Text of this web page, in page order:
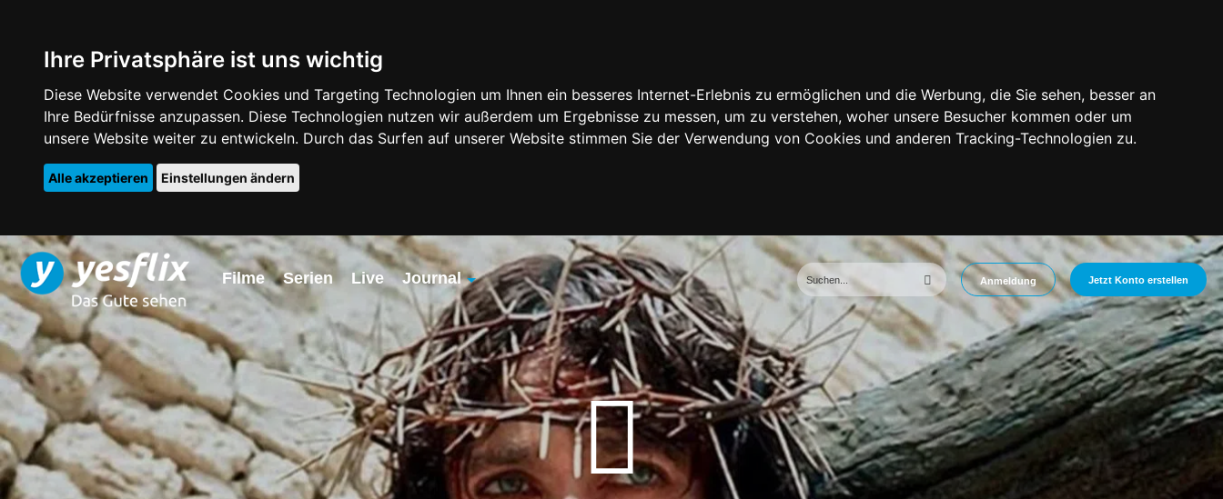
Ihre Privatsphäre ist uns wichtig
Diese Website verwendet Cookies und Targeting Technologien um Ihnen ein besseres Internet-Erlebnis zu ermöglichen und die Werbung, die Sie sehen, besser an
Ihre Bedürfnisse anzupassen. Diese Technologien nutzen wir außerdem um Ergebnisse zu messen, um zu verstehen, woher unsere Besucher kommen oder um
unsere Website weiter zu entwickeln. Durch das Surfen auf unserer Website stimmen Sie der Verwendung von Cookies und anderen Tracking-Technologien zu.
Alle akzeptieren Einstellungen ändern
Filme Serien Live
Journal
Übersicht
Anmeldung Jetzt Konto erstellen